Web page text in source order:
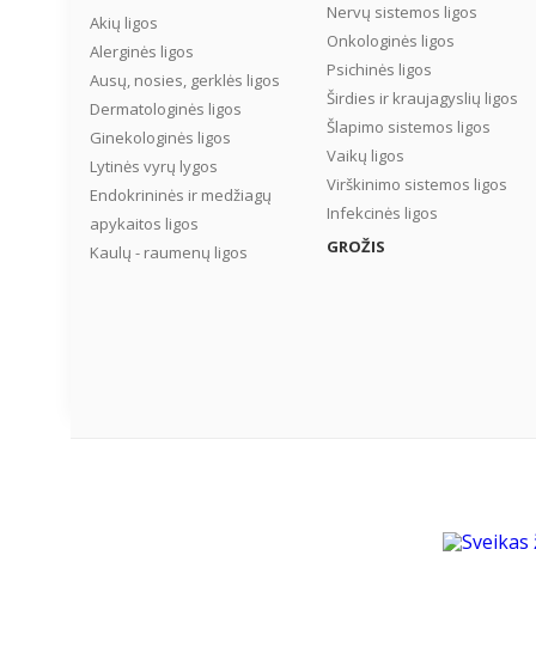
Akių ligos
Alerginės ligos
Ausų, nosies, gerklės ligos
Dermatologinės ligos
Ginekologinės ligos
Lytinės vyrų lygos
Endokrininės ir medžiagų
apykaitos ligos
Kaulų - raumenų ligos
Nervų sistemos ligos
Onkologinės ligos
Psichinės ligos
Širdies ir kraujagyslių ligos
Šlapimo sistemos ligos
Vaikų ligos
Virškinimo sistemos ligos
Infekcinės ligos
GROŽIS